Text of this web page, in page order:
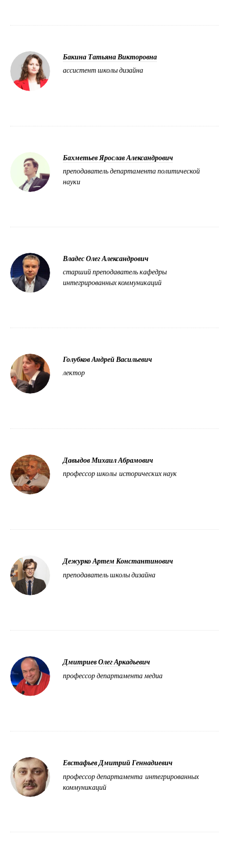
Бакина Татьяна Викторовна
ассистент школы дизайна
Бахметьев Ярослав Александрович
преподаватель департамента политической
науки
Владес Олег Александрович
старший преподаватель кафедры
интегрированных коммуникаций
Голубков Андрей Васильевич
лектор
Давыдов Михаил Абрамович
профессор школы исторических наук
Дежурко Артем Константинович
преподаватель школы дизайна
Дмитриев Олег Аркадьевич
профессор департамента медиа
Евстафьев Дмитрий Геннадиевич
профессор департамента интегрированных
коммуникаций